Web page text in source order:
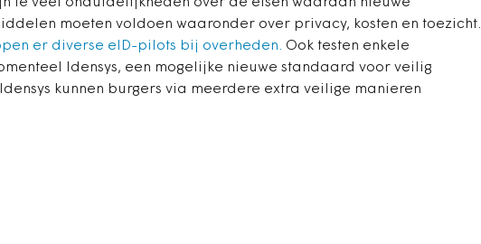
moeten voldoen waaronder over privacy, kosten en toezicht.
er diverse eID-pilots bij overheden. Ook testen enkele
Idensys, een mogelijke nieuwe standaard voor veilig
kunnen burgers via meerdere extra veilige manieren